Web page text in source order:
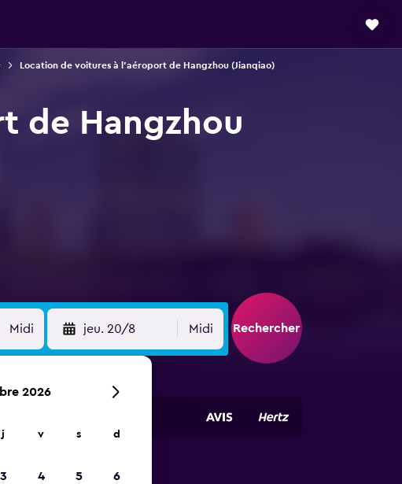
Location de voitures à l'aéroport de Hangzhou (Jianqiao)
de Hangzhou
Midi jeu. 20/8 Midi Rechercher
2026
j v s d
3 4 5 6